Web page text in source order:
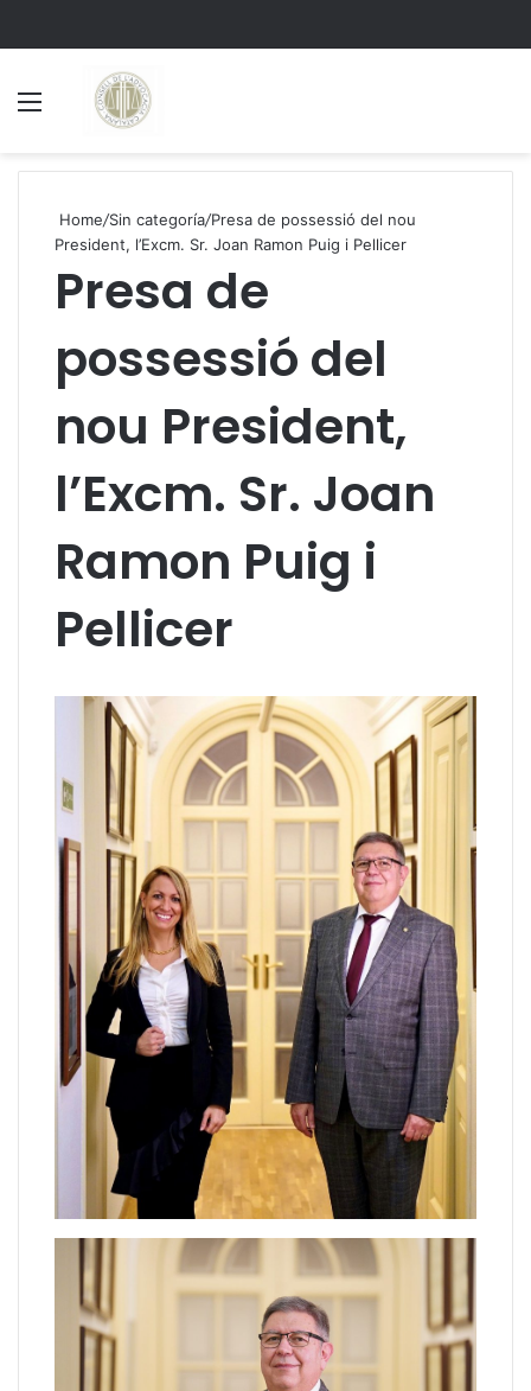
Home/Sin categoría/Presa de possessió del nou
President, l’Excm. Sr. Joan Ramon Puig i Pellicer
Presa de
possessió del
nou President,
l’Excm. Sr. Joan
Ramon Puig i
Pellicer